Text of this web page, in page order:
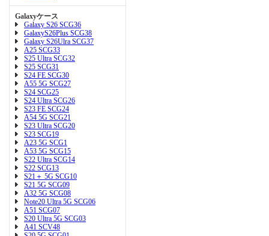
Galaxyケース
Galaxy S26 SCG36
GalaxyS26Plus SCG38
Galaxy S26Ulra SCG37
A25 SCG33
S25 Ultra SCG32
S25 SCG31
S24 FE SCG30
A55 5G SCG27
S24 SCG25
S24 Ultra SCG26
S23 FE SCG24
A54 5G SCG21
S23 Ultra SCG20
S23 SCG19
A23 5G SCG1
A53 5G SCG15
S22 Ultra SCG14
S22 SCG13
S21＋ 5G SCG10
S21 5G SCG09
A32 5G SCG08
Note20 Ultra 5G SCG06
A51 SCG07
S20 Ultra 5G SCG03
A41 SCV48